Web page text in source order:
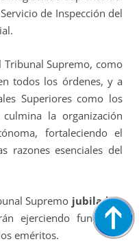
de Inspección del
Supremo, como
todos los órdenes, y a
Superiores como los
la organización
fortaleciendo el
razones esenciales del
Supremo jubilados,
ejerciendo funciones
eméritos.